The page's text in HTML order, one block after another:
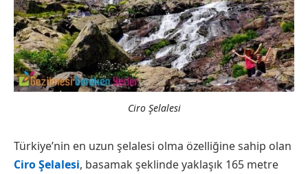
Ciro Şelalesi
Türkiye’nin en uzun şelalesi olma özelliğine sahip olan
Ciro Şelalesi, basamak şeklinde yaklaşık 165 metre